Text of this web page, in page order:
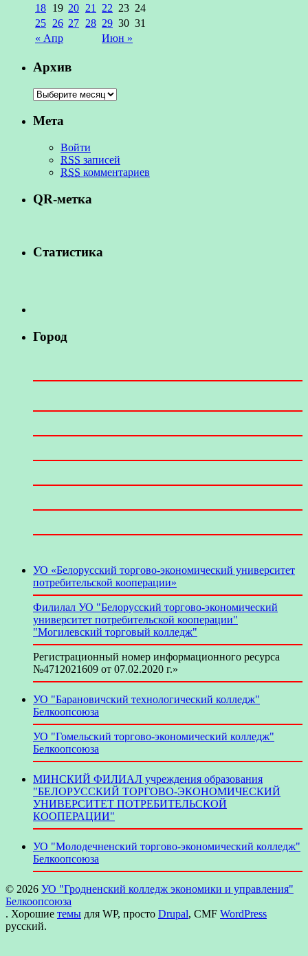
« Апр Июн »
18 19 20 21 22 23 24
25 26 27 28 29 30 31
Архив
Мета
Войти
RSS записей
RSS комментариев
QR-метка
Статистика
Город
УО «Белорусский торгово-экономический университет
потребительской кооперации»
Филилал УО "Белорусский торгово-экономический
университет потребительской кооперации"
"Могилевский торговый колледж"
Регистрационный номер информационного ресурса
№4712021609 от 07.02.2020 г.»
УО "Барановичский технологический колледж"
Белкоопсоюза
УО "Гомельский торгово-экономический колледж"
Белкоопсоюза
МИНСКИЙ ФИЛИАЛ учреждения образования
"БЕЛОРУССКИЙ ТОРГОВО-ЭКОНОМИЧЕСКИЙ
УНИВЕРСИТЕТ ПОТРЕБИТЕЛЬСКОЙ
КООПЕРАЦИИ"
УО "Молодечненский торгово-экономический колледж"
Белкоопсоюза
© 2026 УО "Гродненский колледж экономики и управления"
Белкоопсоюза
. Хорошие темы для WP, просто Drupal, CMF WordPress
русский.